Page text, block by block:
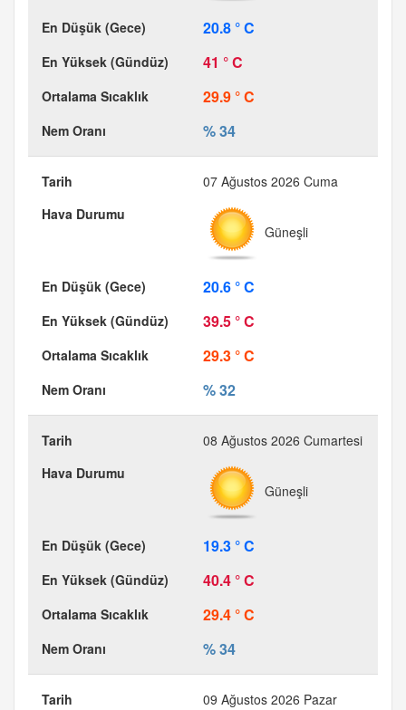
20.8 ° C
41 ° C
29.9 ° C
% 34
07 Ağustos 2026 Cuma
Güneşli
20.6 ° C
39.5 ° C
29.3 ° C
% 32
08 Ağustos 2026 Cumartesi
Güneşli
19.3 ° C
40.4 ° C
29.4 ° C
% 34
09 Ağustos 2026 Pazar